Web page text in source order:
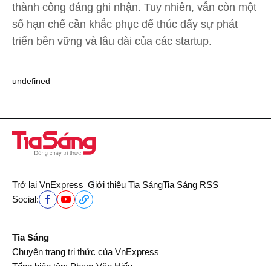
thành công đáng ghi nhận. Tuy nhiên, vẫn còn một
số hạn chế cần khắc phục để thúc đẩy sự phát
triển bền vững và lâu dài của các startup.
undefined
Trở lại VnExpress Giới thiệu Tia SángTia Sáng RSS
Social:
Tia Sáng
Chuyên trang tri thức của VnExpress